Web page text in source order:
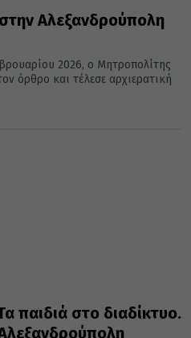
Αλεξανδρούπολη
2026, ο Μητροπολίτης
όρθρο και τέλεσε αρχιερατική
παιδιά στο διαδίκτυο.